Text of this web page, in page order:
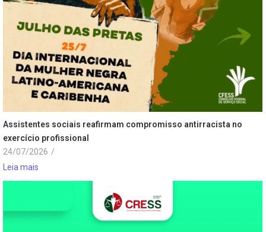
Assistentes sociais reafirmam compromisso antirracista no
exercício profissional
24/07/2026 /
Leia mais